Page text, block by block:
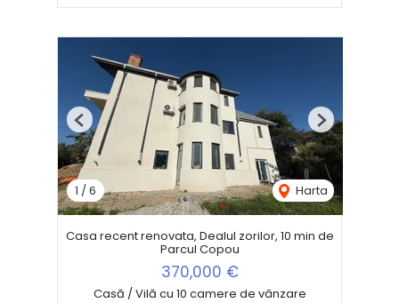
1 / 6 Harta
Previous Next
Casa recent renovata, Dealul zorilor, 10 min de
Parcul Copou
370,000 €
Casă / Vilă cu 10 camere de vânzare